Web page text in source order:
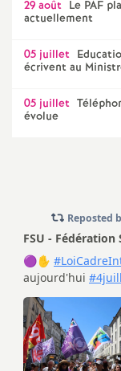
29 août Le PAF
actuellement
05 juillet
écrivent au
05 juillet
évolue